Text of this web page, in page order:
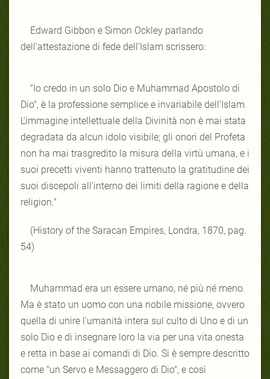
Edward Gibbon e Simon Ockley parlando
dell’attestazione di fede dell'Islam scrissero:
"Io credo in un solo Dio e Muhammad Apostolo di
Dio", è la professione semplice e invariabile dell'Islam.
L'immagine intellettuale della Divinità non è mai stata
degradata da alcun idolo visibile; gli onori del Profeta
non ha mai trasgredito la misura della virtù umana, e i
suoi precetti viventi hanno trattenuto la gratitudine dei
suoi discepoli all'interno dei limiti della ragione e della
religion."
(History of the Saracan Empires, Londra, 1870, pag.
54)
Muhammad era un essere umano, né più né meno.
Ma è stato un uomo con una nobile missione, ovvero
quella di unire l'umanità intera sul culto di Uno e di un
solo Dio e di insegnare loro la via per una vita onesta
e retta in base ai comandi di Dio. Si è sempre descritto
come "un Servo e Messaggero di Dio", e così